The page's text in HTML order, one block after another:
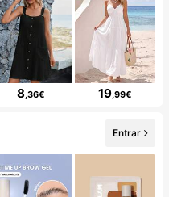
8,36€ 19,99€
Entrar